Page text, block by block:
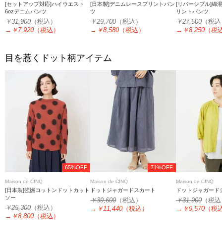
[セットアップ対応]ハイウエスト
6ozデニムパンツ
￥31,900 （税込）
→ ￥7,920 （税込）
[日本製]デニムレースプリントパン
ツ
￥29,700（税込）
→ ￥8,580 （税込）
[リバーシブル]綿
リントパンツ
￥27,500（税
→ ￥8,250（税
目を惹くドット柄アイテム
65%OFF
Maison de CINQ
[日本製]強撚コットンドットカット
ソー
￥25,300 （税込）
→ ￥8,800 （税込）
71%OFF
Maison de CINQ
ドットジャガードスカート
￥39,600（税込）
→ ￥11,440 （税込）
Maison de CINQ
ドットジャガー
￥31,900（税
→ ￥9,570（税